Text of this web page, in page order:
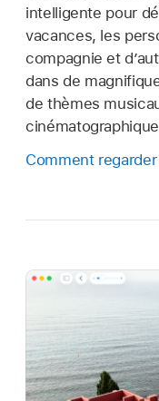
intelligente pour
vacances, les
compagnie et
dans de
de thèmes
Comment